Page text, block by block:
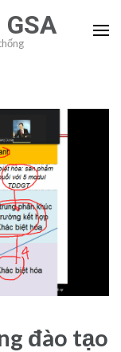
đào tạo